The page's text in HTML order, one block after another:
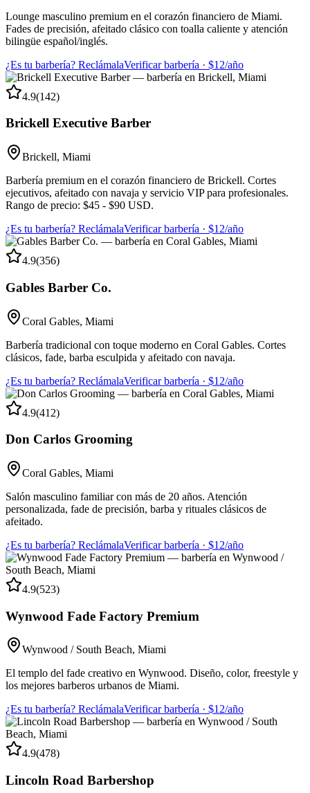
Lounge masculino premium en el corazón financiero de Miami.
Fades de precisión, afeitado clásico con toalla caliente y atención
bilingüe español/inglés.
¿Es tu barbería? ReclámalaVerificar barbería · $12/año
4.9(142)
Brickell Executive Barber
Brickell, Miami
Barbería premium en el corazón financiero de Brickell. Cortes
ejecutivos, afeitado con navaja y servicio VIP para profesionales.
Rango de precio: $45 - $90 USD.
¿Es tu barbería? ReclámalaVerificar barbería · $12/año
4.9(356)
Gables Barber Co.
Coral Gables, Miami
Barbería tradicional con toque moderno en Coral Gables. Cortes
clásicos, fade, barba esculpida y afeitado con navaja.
¿Es tu barbería? ReclámalaVerificar barbería · $12/año
4.9(412)
Don Carlos Grooming
Coral Gables, Miami
Salón masculino familiar con más de 20 años. Atención
personalizada, fade de precisión, barba y rituales clásicos de
afeitado.
¿Es tu barbería? ReclámalaVerificar barbería · $12/año
4.9(523)
Wynwood Fade Factory Premium
Wynwood / South Beach, Miami
El templo del fade creativo en Wynwood. Diseño, color, freestyle y
los mejores barberos urbanos de Miami.
¿Es tu barbería? ReclámalaVerificar barbería · $12/año
4.9(478)
Lincoln Road Barbershop